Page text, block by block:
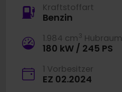
Kraftstoffart
Benzin
1.984 cm 3 Hubraum
180 kW / 245 PS
1 Vorbesitzer
EZ 02.2024